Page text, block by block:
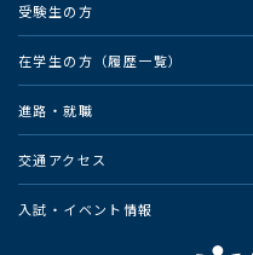
受験生の方
在学生の方（履歴一覧）
進路・就職
交通アクセス
入試・イベント情報